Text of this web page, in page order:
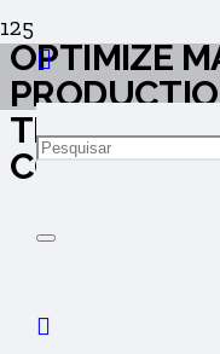
OPTIMIZE
THE
COMPANIES